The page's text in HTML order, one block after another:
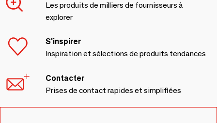
Les produits de milliers de fournisseurs à
explorer
S'inspirer
Inspiration et sélections de produits tendances
Contacter
Prises de contact rapides et simplifiées